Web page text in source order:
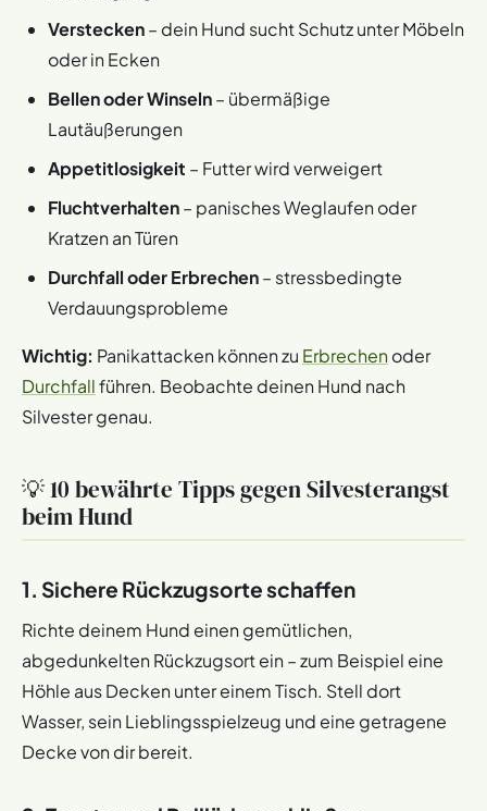
Verstecken– dein Hund sucht Schutz unter Möbeln
oder in Ecken
Bellen oder Winseln– übermäßige
Lautäußerungen
Appetitlosigkeit – Futter wird verweigert
Fluchtverhalten– panisches Weglaufen oder
Kratzen an Türen
Durchfall oder Erbrechen– stressbedingte
Verdauungsprobleme
Wichtig: Panikattacken können zu Erbrechenoder
Durchfallführen. Beobachte deinen Hund nach
Silvester genau.
💡 10 bewährte Tipps gegen Silvesterangst
beim Hund
1. Sichere Rückzugsorte schaffen
Richte deinem Hund einen gemütlichen,
abgedunkelten Rückzugsort ein – zum Beispiel eine
Höhle aus Decken unter einem Tisch. Stell dort
Wasser, sein Lieblingsspielzeug und eine getragene
Decke von dir bereit.